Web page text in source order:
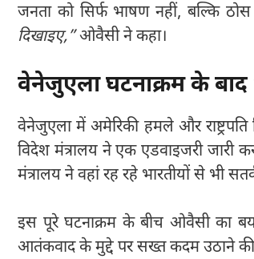
जनता को सिर्फ भाषण नहीं, बल्कि ठोस
दिखाइए,”ओवैसी ने कहा।
वेनेजुएला घटनाक्रम के बाद
वेनेजुएला में अमेरिकी हमले और राष्ट्रपति
विदेश मंत्रालय ने एक एडवाइजरी जारी
मंत्रालय ने वहां रह रहे भारतीयों से भी
इस पूरे घटनाक्रम के बीच ओवैसी का
आतंकवाद के मुद्दे पर सख्त कदम उठाने की